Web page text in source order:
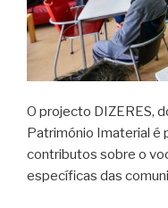
O projecto DIZERES,
Património Imaterial é
contributos sobre o
específicas das